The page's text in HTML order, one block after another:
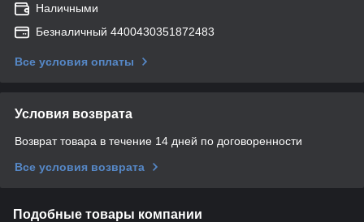
Наличными
Безналичный 4400430351872483
Все условия оплаты
Условия возврата
Возврат товара в течение 14 дней по договоренности
Все условия возврата
Подобные товары компании